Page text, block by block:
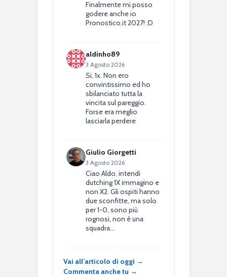
Finalmente mi posso
godere anche io
Pronostico.it 2027! :D
aldinho89
3 Agosto 2026
Si, 1x. Non ero
convintissimo ed ho
sbilanciato tutta la
vincita sul pareggio.
Forse era meglio
lasciarla perdere
Giulio Giorgetti
3 Agosto 2026
Ciao Aldo, intendi
dutching 1X immagino e
non X2. Gli ospiti hanno
due sconfitte, ma solo
per 1-0, sono più
rognosi, non è una
squadra…
Vai all’articolo di oggi →
Commenta anche tu →